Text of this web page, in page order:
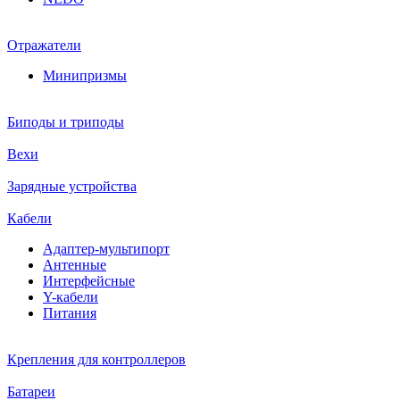
Отражатели
Минипризмы
Биподы и триподы
Вехи
Зарядные устройства
Кабели
Адаптер-мультипорт
Антенные
Интерфейсные
Y-кабели
Питания
Крепления для контроллеров
Батареи